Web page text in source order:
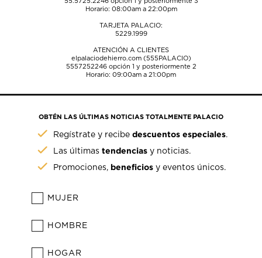
Horario: 08:00am a 22:00pm
TARJETA PALACIO:
5229.1999
ATENCIÓN A CLIENTES
elpalaciodehierro.com (555PALACIO)
5557252246opción 1 y posteriormente 2
Horario: 09:00am a 21:00pm
OBTÉN LAS ÚLTIMAS NOTICIAS TOTALMENTE PALACIO
Regístrate y recibedescuentos especiales.
Las últimastendencias y noticias.
Promociones, beneficios y eventos únicos.
MUJER
HOMBRE
HOGAR